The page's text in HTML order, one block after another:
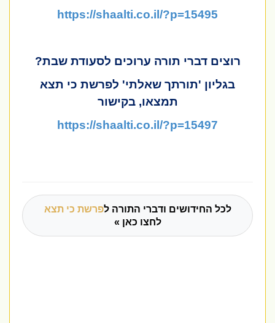
https://shaalti.co.il/?p=15495
רוצים דברי תורה ערוכים לסעודת שבת?
בגליון 'תורתך שאלתי' לפרשת כי תצא
תמצאו, בקישור
https://shaalti.co.il/?p=15497
לכל החידושים ודברי התורה לפרשת כי תצא
לחצו כאן »